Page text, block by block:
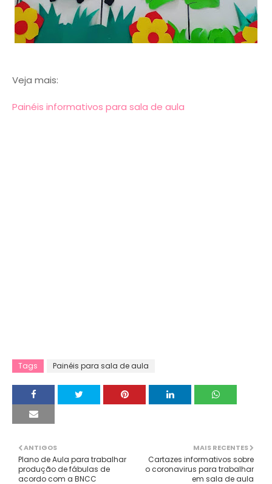
Veja mais:
Painéis informativos para sala de aula
Tags Painéis para sala de aula
MAIS RECENTES
Cartazes informativos sobre
o coronavirus para trabalhar
em sala de aula
ANTIGOS
Plano de Aula para trabalhar
produção de fábulas de
acordo com a BNCC